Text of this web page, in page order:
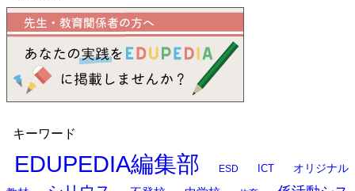
キーワード
EDUPEDIA編集部 ESD ICT
オリジナル